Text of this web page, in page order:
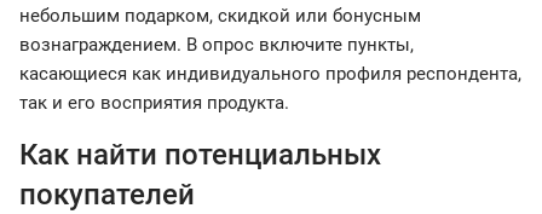
небольшим подарком, скидкой или бонусным
вознаграждением. В опрос включите пункты,
касающиеся как индивидуального профиля респондента,
так и его восприятия продукта.
Как найти потенциальных
покупателей